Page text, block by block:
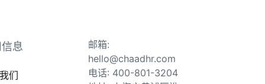
息
们
邮箱:
hello@chaadhr.com
电话: 400-801-3204